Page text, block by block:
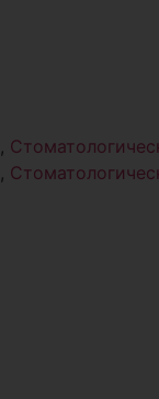
,
,